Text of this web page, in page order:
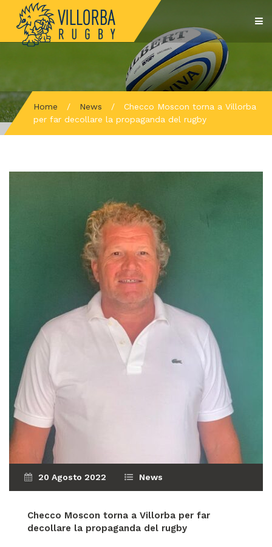
Home / News /
Checco Moscon torna a Villorba
per far decollare la propaganda del rugby
20 Agosto 2022 News
Checco Moscon torna a Villorba per far
decollare la propaganda del rugby